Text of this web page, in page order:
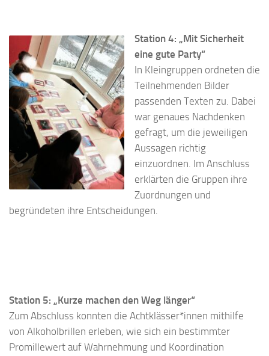
Station 4: „Mit Sicherheit
eine gute Party“
In Kleingruppen ordneten die
Teilnehmenden Bilder
passenden Texten zu. Dabei
war genaues Nachdenken
gefragt, um die jeweiligen
Aussagen richtig
einzuordnen. Im Anschluss
erklärten die Gruppen ihre
Zuordnungen und
begründeten ihre Entscheidungen.
Station 5: „Kurze machen den Weg länger“
Zum Abschluss konnten die Achtklässer*innen mithilfe
von Alkoholbrillen erleben, wie sich ein bestimmter
Promillewert auf Wahrnehmung und Koordination